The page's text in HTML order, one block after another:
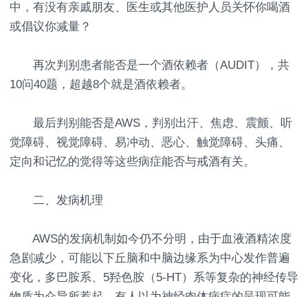
中，有没有亲戚朋友、医生或其他医护人员关怀你喝酒
或倡议你减量？
再次判别患者能否是一个酒依赖者（AUDIT），共
10问40题，超越8个就是酒依赖者。
最后判别能否是AWS，判别出汗、焦虑、震颤、听
觉障碍、视觉障碍、易冲动、恶心、触觉障碍、头痛、
定向和记忆的觉得等这些病症能否与戒酒有关。
二、发病机理
AWS的发病机制如今仍不分明，由于血液酒精浓度
急剧减少，可能以下丘脑和中脑边缘系为中心发作普遍
变化，多巴胺系、5羟色胺（5-HT）系等复杂的神经传导